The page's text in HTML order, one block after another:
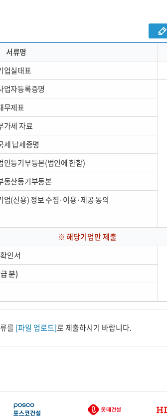
료 제출
출(TAR/RMIS)
료제출
/진행 현황 조회
결과 조회
입력
확인
링
1:1 상담요청
컨설팅 상담 요청
각종 양식 다운로드
이용약관
문의처 안내
서류명
업실태표
업자등록증명
무제표
가세 자료
세 납세증명
인등기부등본(법인에 한함)
동산등기부등본
업(신용) 정보 수집·이용·제공 동의
해당기업만 제출
인서
분)
를 [파일 업로드]로 제출하시기 바랍니다.